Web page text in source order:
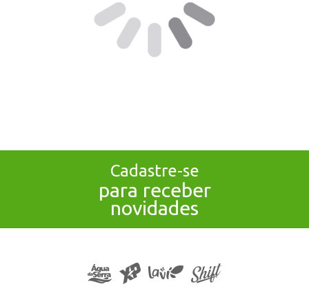
Cadastre-se
para receber
novidades